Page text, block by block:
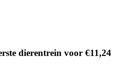
dierentrein voor €11,24